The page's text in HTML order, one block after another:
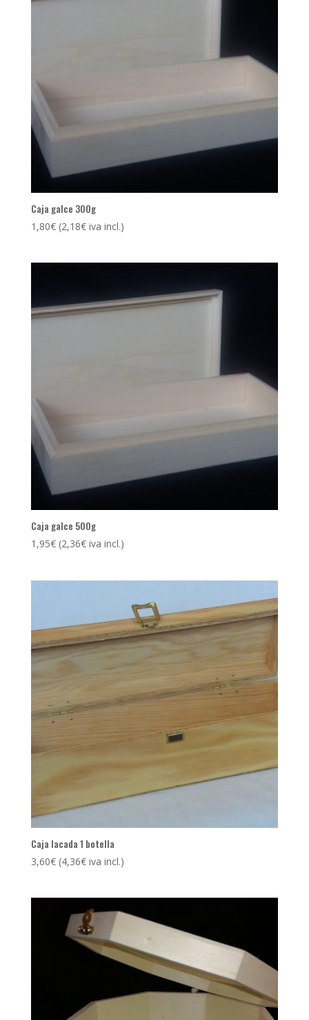
Caja galce 300g
1,80€ (2,18€iva incl.)
Caja galce 500g
1,95€ (2,36€iva incl.)
Caja lacada 1 botella
3,60€ (4,36€iva incl.)